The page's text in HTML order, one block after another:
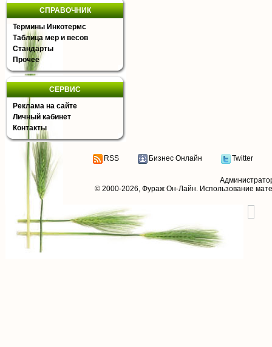
СПРАВОЧНИК
Термины Инкотермс
Таблица мер и весов
Стандарты
Прочее
СЕРВИС
Реклама на сайте
Личный кабинет
Контакты
RSS Бизнес Онлайн Twitter
© 2000-2026, Фураж Он-Лайн. Использование